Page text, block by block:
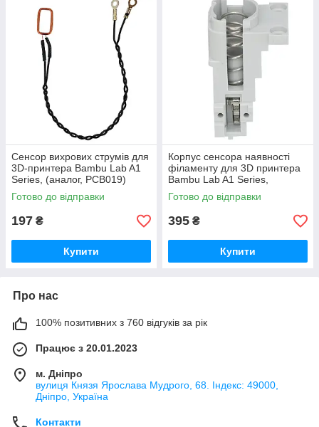
Сенсор вихрових струмів для
3D-принтера Bambu Lab A1
Series, (аналог, PCB019)
Готово до відправки
197 ₴
Купити
Корпус cенсора наявності
філаменту для 3D принтера
Bambu Lab A1 Series,
(оригінал, FAC055)
Готово до відправки
395 ₴
Купити
Про нас
100% позитивних з 760 відгуків за рік
Працює з 20.01.2023
м. Дніпро
вулиця Князя Ярослава Мудрого, 68. Індекс: 49000,
Дніпро, Україна
Контакти